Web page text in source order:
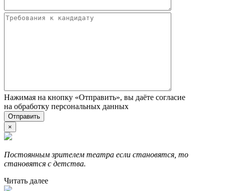
Нажимая на кнопку «Отправить», вы даёте согласие
на обработку персональных данных
×
Постоянным зрителем театра если становятся, то
становятся с детства.
Читать далее